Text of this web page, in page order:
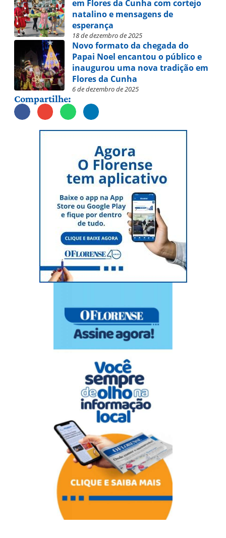
em Flores da Cunha com cortejo
natalino e mensagens de
esperança
18 de dezembro de 2025
Novo formato da chegada do
Papai Noel encantou o público e
inaugurou uma nova tradição em
Flores da Cunha
6 de dezembro de 2025
Compartilhe: